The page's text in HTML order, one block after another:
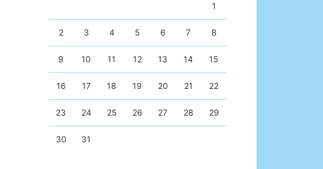
1
2 3 4 5 6 7 8
9 10 11 12 13 14 15
16 17 18 19 20 21 22
23 24 25 26 27 28 29
30 31